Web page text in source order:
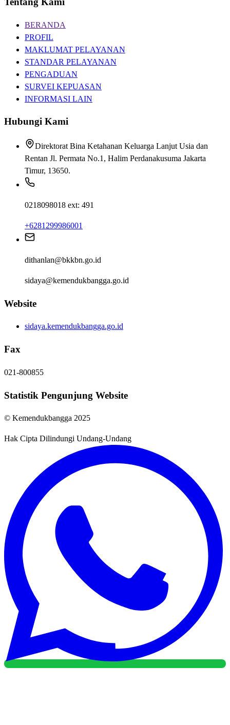
BERANDA
PROFIL
MAKLUMAT PELAYANAN
STANDAR PELAYANAN
PENGADUAN
SURVEI KEPUASAN
INFORMASI LAIN
Hubungi Kami
Direktorat Bina Ketahanan Keluarga Lanjut Usia dan
Rentan Jl. Permata No.1, Halim Perdanakusuma Jakarta
Timur, 13650.
0218098018 ext: 491
+6281299986001
dithanlan@bkkbn.go.id
sidaya@kemendukbangga.go.id
Website
sidaya.kemendukbangga.go.id
Fax
021-800855
Statistik Pengunjung Website
© Kemendukbangga 2025
Hak Cipta Dilindungi Undang-Undang